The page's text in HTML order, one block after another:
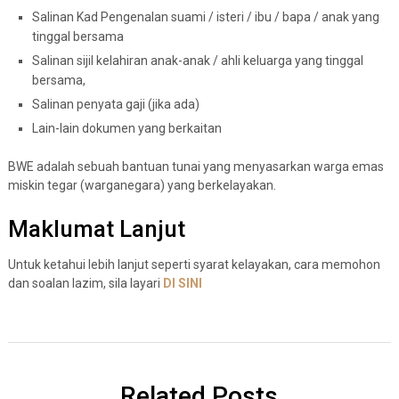
Salinan Kad Pengenalan suami / isteri / ibu / bapa / anak yang
tinggal bersama
Salinan sijil kelahiran anak-anak / ahli keluarga yang tinggal
bersama,
Salinan penyata gaji (jika ada)
Lain-lain dokumen yang berkaitan
BWE adalah sebuah bantuan tunai yang menyasarkan warga emas
miskin tegar (warganegara) yang berkelayakan.
Maklumat Lanjut
Untuk ketahui lebih lanjut seperti syarat kelayakan, cara memohon
dan soalan lazim, sila layari DI SINI